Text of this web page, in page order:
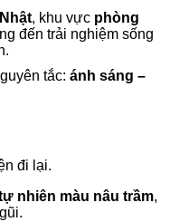
, khu vực phòng
đến trải nghiệm sống
tắc: ánh sáng –
đi lại.
nhiên màu nâu trầm,